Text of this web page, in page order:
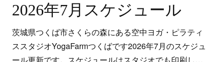
2026年7月スケジュール
茨城県つくば市さくらの森にある空中ヨガ・ピラティ
ススタジオYogaFarmつくばです2026年7月のスケジュ
ール更新です。スケジュールはスタジオでも印刷し…